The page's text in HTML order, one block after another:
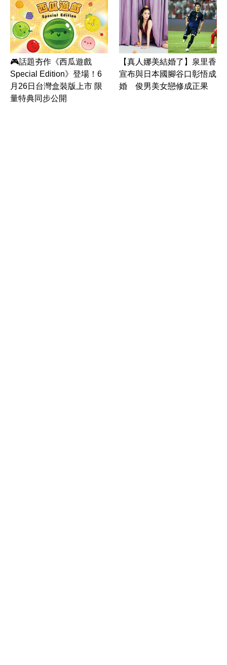
🎮話題夯作《西瓜遊戲
Special Edition》登場！6
月26日台灣盒裝版上市 限
量特典同步公開
【真人娜美結婚了】泉里香
宣布與日本國腳谷口彰悟成
婚 俊男美女戀修成正果